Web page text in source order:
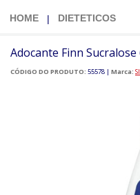
HOME DIETETICOS
Adocante Finn Sucralose
CÓDIGO DO PRODUTO: 55578 | Marca: